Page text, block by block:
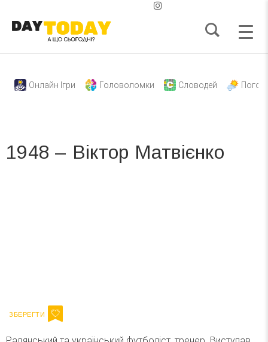
Онлайн Ігри Головоломки Словодей
1948 – Віктор Матвієнко